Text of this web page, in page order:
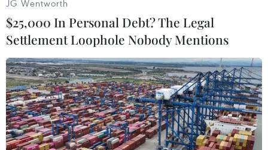
Công Phượng được đặt rất nhiều niềm tin trước khi trận đấu bắt
đầu. (Ảnh: Minh Chiến/Vietnam+)
JG Wentworth
$25,000 In Personal Debt? The Legal
Settlement Loophole Nobody Mentions